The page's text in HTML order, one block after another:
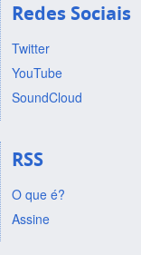
Redes Sociais
Twitter
YouTube
SoundCloud
RSS
O que é?
Assine